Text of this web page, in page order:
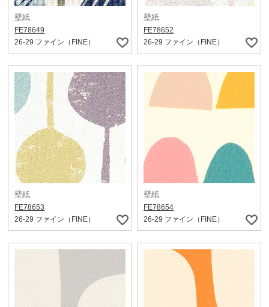
壁紙
FE78649
26-29 ファイン（FINE）
壁紙
FE78652
26-29 ファイン（FINE）
壁紙
FE78653
26-29 ファイン（FINE）
壁紙
FE78654
26-29 ファイン（FINE）